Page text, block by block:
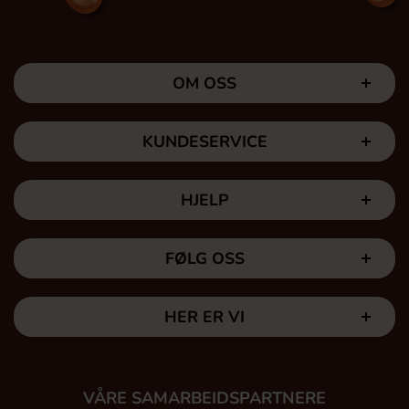
OM OSS
KUNDESERVICE
HJELP
FØLG OSS
HER ER VI
VÅRE SAMARBEIDSPARTNERE